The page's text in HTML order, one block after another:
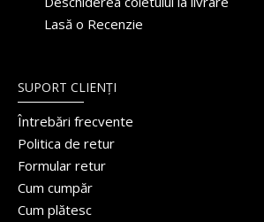
Lasă o Recenzie
SUPORT CLIENȚI
Întrebări frecvente
Politica de retur
Formular retur
Cum cumpăr
Cum plătesc